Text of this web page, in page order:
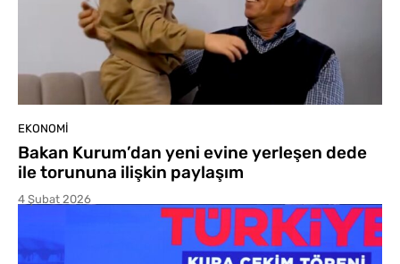
EKONOMI
Bakan Kurum’dan yeni evine yerleşen dede
ile torununa ilişkin paylaşım
4 Şubat 2026